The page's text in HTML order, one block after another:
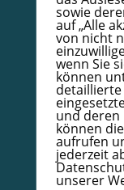
Infoboard
Doula/
Unterkünfte
© 2020-2026
Wallow.Alle
Partner und
sowie
auf „Alle
von nicht
wenn Sie
können
und deren
können
aufrufen
jederzeit
unserer